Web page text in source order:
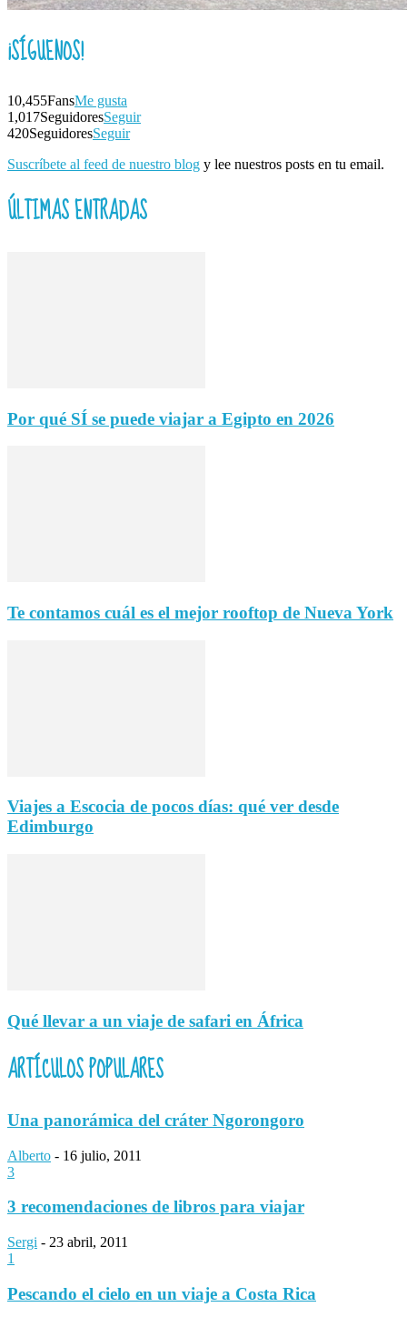
¡SÍGUENOS!
10,455FansMe gusta
1,017SeguidoresSeguir
420SeguidoresSeguir
Suscríbete al feed de nuestro blog y lee nuestros posts en tu email.
ÚLTIMAS ENTRADAS
Por qué SÍ se puede viajar a Egipto en 2026
Te contamos cuál es el mejor rooftop de Nueva York
Viajes a Escocia de pocos días: qué ver desde
Edimburgo
Qué llevar a un viaje de safari en África
ARTÍCULOS POPULARES
Una panorámica del cráter Ngorongoro
Alberto - 16 julio, 2011
3
3 recomendaciones de libros para viajar
Sergi - 23 abril, 2011
1
Pescando el cielo en un viaje a Costa Rica